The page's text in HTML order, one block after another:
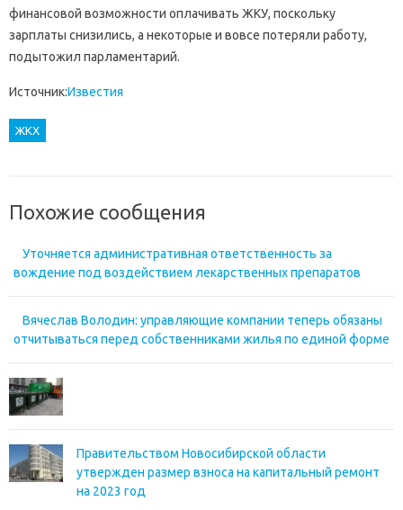
финансовой возможности оплачивать ЖКУ, поскольку
зарплаты снизились, а некоторые и вовсе потеряли работу,
подытожил парламентарий.
Источник:Известия
ЖКХ
Похожие сообщения
Уточняется административная ответственность за
вождение под воздействием лекарственных препаратов
Вячеслав Володин: управляющие компании теперь обязаны
отчитываться перед собственниками жилья по единой форме
Правительством Новосибирской области
утвержден размер взноса на капитальный ремонт
на 2023 год